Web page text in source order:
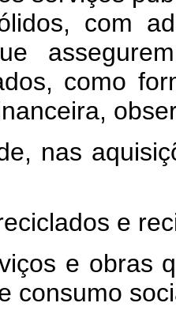
com
como
nas
e
e obras
consumo